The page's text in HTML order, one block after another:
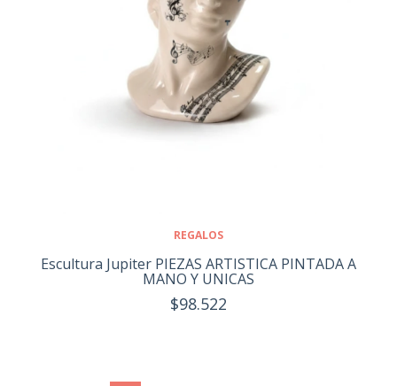
REGALOS
Escultura Jupiter PIEZAS ARTISTICA PINTADA A
MANO Y UNICAS
$98.522